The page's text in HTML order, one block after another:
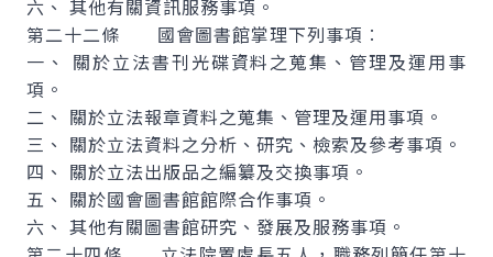
六、 其他有關資訊服務事項。
第二十二條 國會圖書館掌理下列事項︰
一、 關於立法書刊光碟資料之蒐集、管理及運用事
項。
二、 關於立法報章資料之蒐集、管理及運用事項。
三、 關於立法資料之分析、研究、檢索及參考事項。
四、 關於立法出版品之編纂及交換事項。
五、 關於國會圖書館館際合作事項。
六、 其他有關圖書館研究、發展及服務事項。